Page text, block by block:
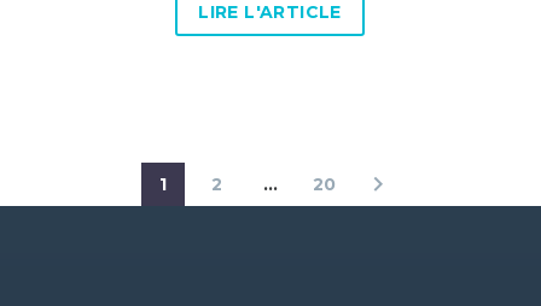
LIRE L'ARTICLE
1 2 … 20